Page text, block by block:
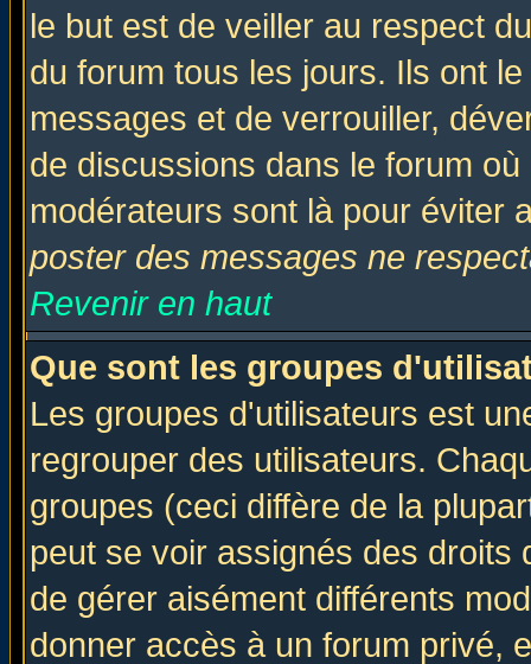
le but est de veiller au respect
du forum tous les jours. Ils ont
messages et de verrouiller,
de discussions dans le forum
modérateurs sont là pour éviter
poster des messages ne
Revenir en haut
Que sont les groupes
Les groupes d'utilisateurs est
regrouper des utilisateurs.
groupes (ceci diffère de la
peut se voir assignés des
de gérer aisément différents
donner accès à un forum privé,